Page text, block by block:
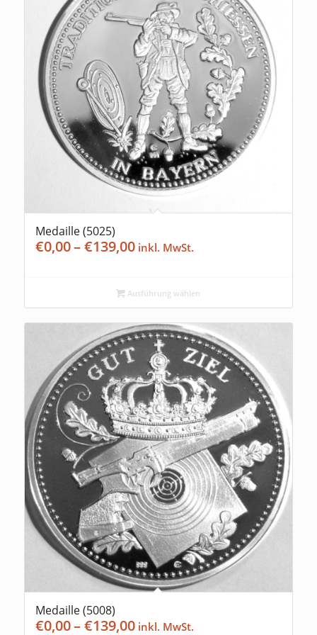
Medaille (5025)
€0,00–€139,00Preisspanne:
€139,00
Ausführung wählen
Medaille (5008)
€0,00–€139,00Preisspanne: